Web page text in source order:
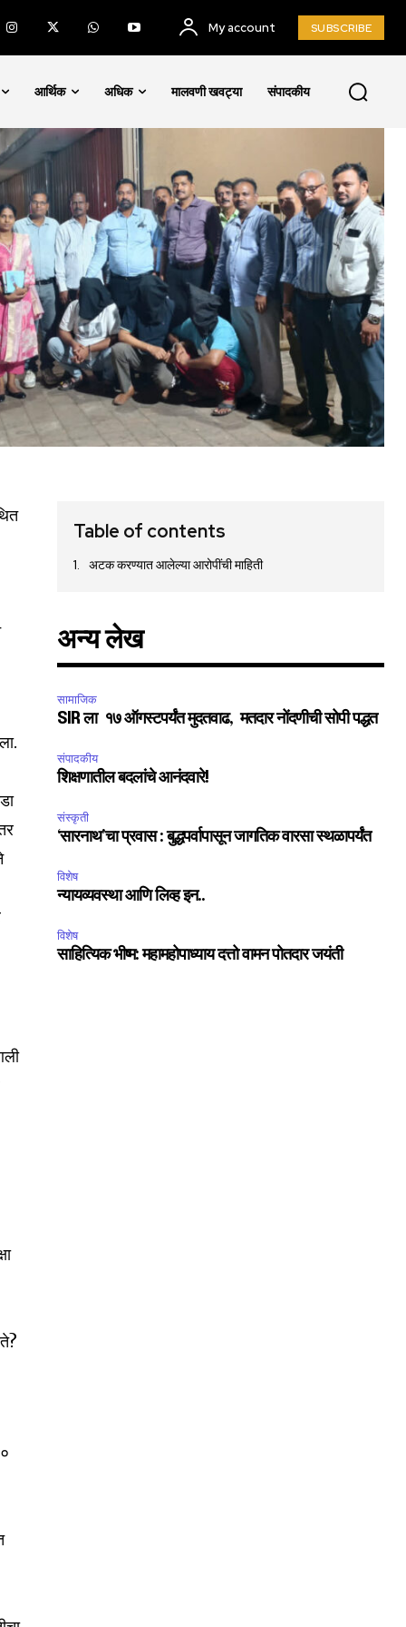
My account SUBSCRIBE
आर्थिक अधिक मालवणी खवट्या संपादकीय
Table of contents
अटक करण्यात आलेल्या आरोपींची माहिती
अन्य लेख
सामाजिक
SIR ला १७ ऑगस्टपर्यंत मुदतवाढ, मतदार नोंदणीची सोपी पद्धत
संपादकीय
शिक्षणातील बदलांचे आनंदवारे!
संस्कृती
‘सारनाथ’चा प्रवास : बुद्धपर्वापासून जागतिक वारसा स्थळापर्यंत
विशेष
न्यायव्यवस्था आणि लिव्ह इन..
विशेष
साहित्यिक भीष्म: महामहोपाध्याय दत्तो वामन पोतदार जयंती